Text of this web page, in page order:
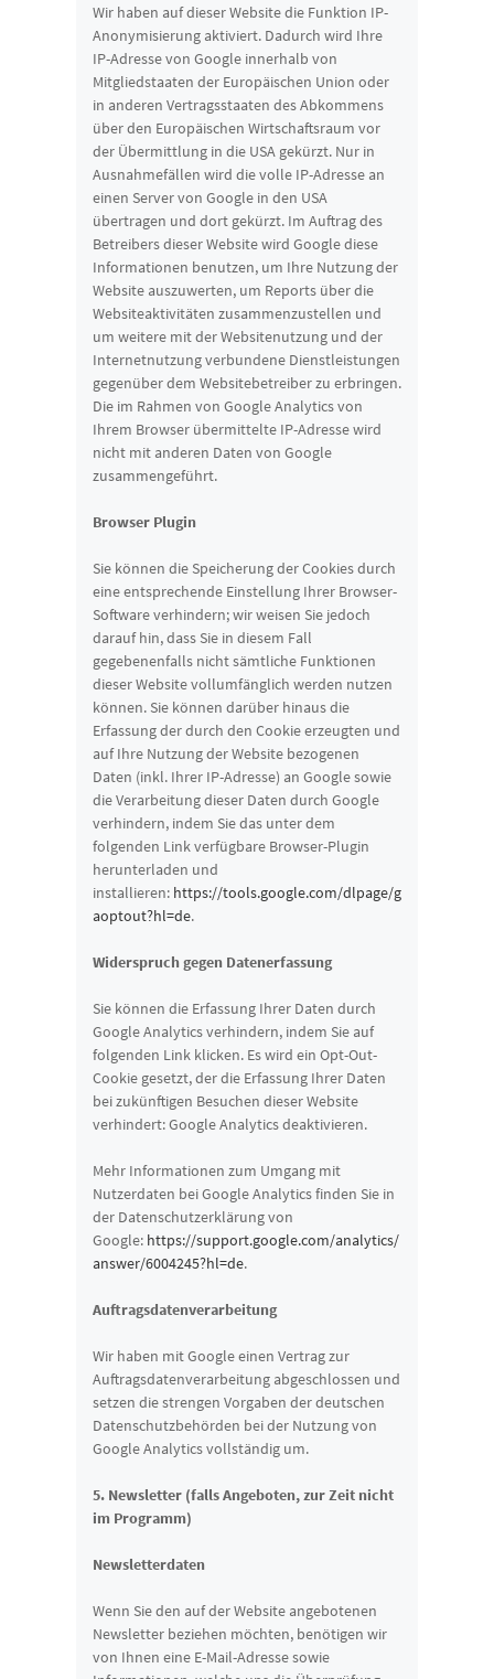
Wir haben auf dieser Website die Funktion IP-
Anonymisierung aktiviert. Dadurch wird Ihre
IP-Adresse von Google innerhalb von
Mitgliedstaaten der Europäischen Union oder
in anderen Vertragsstaaten des Abkommens
über den Europäischen Wirtschaftsraum vor
der Übermittlung in die USA gekürzt. Nur in
Ausnahmefällen wird die volle IP-Adresse an
einen Server von Google in den USA
übertragen und dort gekürzt. Im Auftrag des
Betreibers dieser Website wird Google diese
Informationen benutzen, um Ihre Nutzung der
Website auszuwerten, um Reports über die
Websiteaktivitäten zusammenzustellen und
um weitere mit der Websitenutzung und der
Internetnutzung verbundene Dienstleistungen
gegenüber dem Websitebetreiber zu erbringen.
Die im Rahmen von Google Analytics von
Ihrem Browser übermittelte IP-Adresse wird
nicht mit anderen Daten von Google
zusammengeführt.
Browser Plugin
Sie können die Speicherung der Cookies durch
eine entsprechende Einstellung Ihrer Browser-
Software verhindern; wir weisen Sie jedoch
darauf hin, dass Sie in diesem Fall
gegebenenfalls nicht sämtliche Funktionen
dieser Website vollumfänglich werden nutzen
können. Sie können darüber hinaus die
Erfassung der durch den Cookie erzeugten und
auf Ihre Nutzung der Website bezogenen
Daten (inkl. Ihrer IP-Adresse) an Google sowie
die Verarbeitung dieser Daten durch Google
verhindern, indem Sie das unter dem
folgenden Link verfügbare Browser-Plugin
herunterladen und
installieren: https://tools.google.com/dlpage/g
aoptout?hl=de.
Widerspruch gegen Datenerfassung
Sie können die Erfassung Ihrer Daten durch
Google Analytics verhindern, indem Sie auf
folgenden Link klicken. Es wird ein Opt-Out-
Cookie gesetzt, der die Erfassung Ihrer Daten
bei zukünftigen Besuchen dieser Website
verhindert: Google Analytics deaktivieren.
Mehr Informationen zum Umgang mit
Nutzerdaten bei Google Analytics finden Sie in
der Datenschutzerklärung von
Google: https://support.google.com/analytics/
answer/6004245?hl=de.
Auftragsdatenverarbeitung
Wir haben mit Google einen Vertrag zur
Auftragsdatenverarbeitung abgeschlossen und
setzen die strengen Vorgaben der deutschen
Datenschutzbehörden bei der Nutzung von
Google Analytics vollständig um.
5. Newsletter (falls Angeboten, zur Zeit nicht
im Programm)
Newsletterdaten
Wenn Sie den auf der Website angebotenen
Newsletter beziehen möchten, benötigen wir
von Ihnen eine E-Mail-Adresse sowie